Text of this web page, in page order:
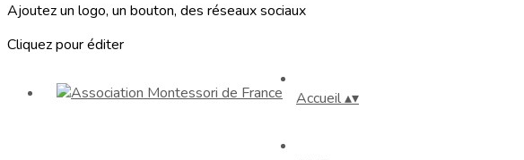
Ajoutez un logo, un bouton, des réseaux sociaux
Cliquez pour éditer
Accueil▴▾